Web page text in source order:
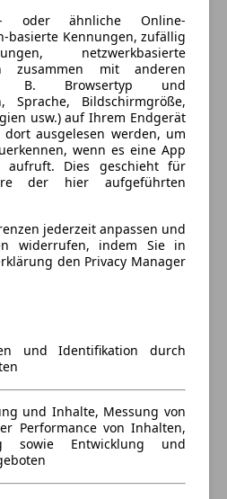
oder ähnliche Online-
basierte Kennungen, zufällig
netzwerkbasierte
zusammen mit anderen
B. Browsertyp und
Sprache, Bildschirmgröße,
usw.) auf Ihrem Endgerät
ausgelesen werden, um
wenn es eine App
aufruft. Dies geschieht für
der hier aufgeführten
jederzeit anpassen und
widerrufen, indem Sie in
den Privacy Manager
und Identifikation durch
und Inhalte, Messung von
Performance von Inhalten,
sowie Entwicklung und